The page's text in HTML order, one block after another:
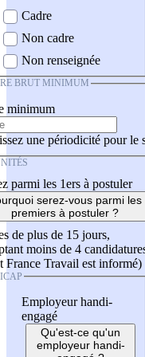
Cadre
Non cadre
Non renseignée
BRUT MINIMUM
minimum
une périodicité pour le
parmi les 1ers à postuler
serez-vous parmi les
premiers à postuler ?
de plus de 15 jours,
moins de 4
France Travail est informé)
Employeur handi-
engagé
Qu'est-ce qu'un
employeur handi-